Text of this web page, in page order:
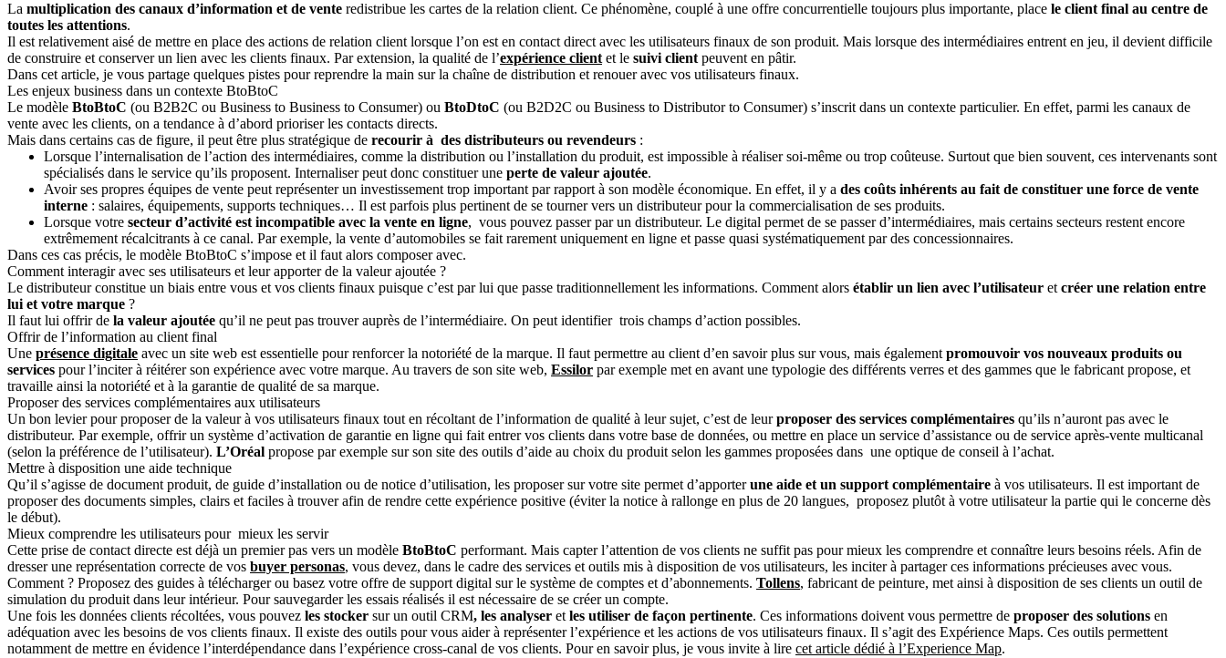
La multiplication des canaux d’information et de vente redistribue les cartes de la relation client. Ce phénomène, couplé à une offre concurrentielle toujours plus importante, place le client final au centre de
toutes les attentions.
Il est relativement aisé de mettre en place des actions de relation client lorsque l’on est en contact direct avec les utilisateurs finaux de son produit. Mais lorsque des intermédiaires entrent en jeu, il devient difficile
de construire et conserver un lien avec les clients finaux. Par extension, la qualité de l’expérience clientet le suivi clientpeuvent en pâtir.
Dans cet article, je vous partage quelques pistes pour reprendre la main sur la chaîne de distribution et renouer avec vos utilisateurs finaux.
Les enjeux business dans un contexte BtoBtoC
Le modèle BtoBtoC (ou B2B2C ou Business to Business to Consumer) ou BtoDtoC (ou B2D2C ou Business to Distributor to Consumer) s’inscrit dans un contexte particulier. En effet, parmi les canaux de
vente avec les clients, on a tendance à d’abord prioriser les contacts directs.
Mais dans certains cas de figure, il peut être plus stratégique de recourir à des distributeurs ou revendeurs :
Lorsque l’internalisation de l’action des intermédiaires, comme la distribution ou l’installation du produit, est impossible à réaliser soi-même ou trop coûteuse. Surtout que bien souvent, ces intervenants sont
spécialisés dans le service qu’ils proposent. Internaliser peut donc constituer une perte de valeur ajoutée.
Avoir ses propres équipes de vente peut représenter un investissement trop important par rapport à son modèle économique. En effet, il y a des coûts inhérents au fait de constituer une force de vente
interne : salaires, équipements, supports techniques… Il est parfois plus pertinent de se tourner vers un distributeur pour la commercialisation de ses produits.
Lorsque votre secteur d’activité est incompatible avec la vente en ligne, vous pouvez passer par un distributeur. Le digital permet de se passer d’intermédiaires, mais certains secteurs restent encore
extrêmement récalcitrants à ce canal. Par exemple, la vente d’automobiles se fait rarement uniquement en ligne et passe quasi systématiquement par des concessionnaires.
Dans ces cas précis, le modèle BtoBtoC s’impose et il faut alors composer avec.
Comment interagir avec ses utilisateurs et leur apporter de la valeur ajoutée ?
Le distributeur constitue un biais entre vous et vos clients finaux puisque c’est par lui que passe traditionnellement les informations. Comment alors établir un lien avec l’utilisateur etcréer une relation entre
lui et votre marque ?
Il faut lui offrir de la valeur ajoutée qu’il ne peut pas trouver auprès de l’intermédiaire. On peut identifier trois champs d’action possibles.
Offrir de l’information au client final
Une présence digitale avec un site web est essentielle pour renforcer la notoriété de la marque. Il faut permettre au client d’en savoir plus sur vous, mais égalementpromouvoir vos nouveaux produits ou
services pour l’inciter à réitérer son expérience avec votre marque. Au travers de son site web, Essilor par exemple met en avant une typologie des différents verres et des gammes que le fabricant propose, et
travaille ainsi la notoriété et à la garantie de qualité de sa marque.
Proposer des services complémentaires aux utilisateurs
Un bon levier pour proposer de la valeur à vos utilisateurs finaux tout en récoltant de l’information de qualité à leur sujet, c’est de leurproposer des services complémentaires qu’ils n’auront pas avec le
distributeur. Par exemple, offrir un système d’activation de garantie en ligne qui fait entrer vos clients dans votre base de données, ou mettre en place un service d’assistance ou de service après-vente multicanal
(selon la préférence de l’utilisateur). L’Oréal propose par exemple sur son site des outils d’aide au choix du produit selon les gammes proposées dans une optique de conseil à l’achat.
Mettre à disposition une aide technique
Qu’il s’agisse de document produit, de guide d’installation ou de notice d’utilisation, les proposer sur votre site permet d’apporterune aide et un support complémentaire à vos utilisateurs. Il est important de
proposer des documents simples, clairs et faciles à trouver afin de rendre cette expérience positive (éviter la notice à rallonge en plus de 20 langues, proposez plutôt à votre utilisateur la partie qui le concerne dès
le début).
Mieux comprendre les utilisateurs pour mieux les servir
Cette prise de contact directe est déjà un premier pas vers un modèle BtoBtoC performant. Mais capter l’attention de vos clients ne suffit pas pour mieux les comprendre et connaître leurs besoins réels. Afin de
dresser une représentation correcte de vos buyer personas, vous devez, dans le cadre des services et outils mis à disposition de vos utilisateurs, les inciter à partager ces informations précieuses avec vous.
Comment ? Proposez des guides à télécharger ou basez votre offre de support digital sur le système de comptes et d’abonnements. Tollens, fabricant de peinture, met ainsi à disposition de ses clients un outil de
simulation du produit dans leur intérieur. Pour sauvegarder les essais réalisés il est nécessaire de se créer un compte.
Une fois les données clients récoltées, vous pouvez les stocker sur un outil CRM, les analyser etles utiliser de façon pertinente. Ces informations doivent vous permettre de proposer des solutions en
adéquation avec les besoins de vos clients finaux. Il existe des outils pour vous aider à représenter l’expérience et les actions de vos utilisateurs finaux. Il s’agit des Expérience Maps. Ces outils permettent
notamment de mettre en évidence l’interdépendance dans l’expérience cross-canal de vos clients. Pour en savoir plus, je vous invite à lire cet article dédié à l’Experience Map.